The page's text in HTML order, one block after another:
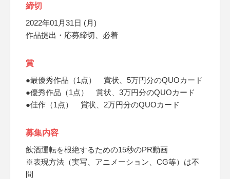
締切
2022年01月31日 (月)
作品提出・応募締切、必着
賞
●最優秀作品（1点） 賞状、5万円分のQUOカード
●優秀作品（1点） 賞状、3万円分のQUOカード
●佳作（1点） 賞状、2万円分のQUOカード
募集内容
飲酒運転を根絶するための15秒のPR動画
※表現方法（実写、アニメーション、CG等）は不
問